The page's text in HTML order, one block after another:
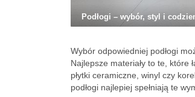
Podłogi – wybór, styl i
Wybór odpowiedniej podłogi
Najlepsze materiały to te, które
płytki ceramiczne, winyl czy
podłogi najlepiej spełniają te